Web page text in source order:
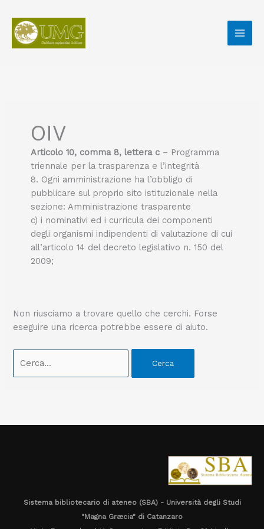
contenuto
OIV
Articolo 10, comma 8, lettera c– Programma
triennale per la trasparenza e l’integrità
8. Ogni amministrazione ha l’obbligo di
pubblicare sul proprio sito istituzionale nella
sezione: Amministrazione trasparente
c) i nominativi ed i curricula dei componenti
degli organismi indipendenti di valutazione di cui
all’articolo 14 del decreto legislativo n. 150 del
2009;
Non riusciamo a trovare quello che cerchi. Forse
eseguire una ricerca potrebbe essere di aiuto.
Sistema bibliotecario di ateneo (SBA) - Università degli Studi
"Magna Græcia" di Catanzaro